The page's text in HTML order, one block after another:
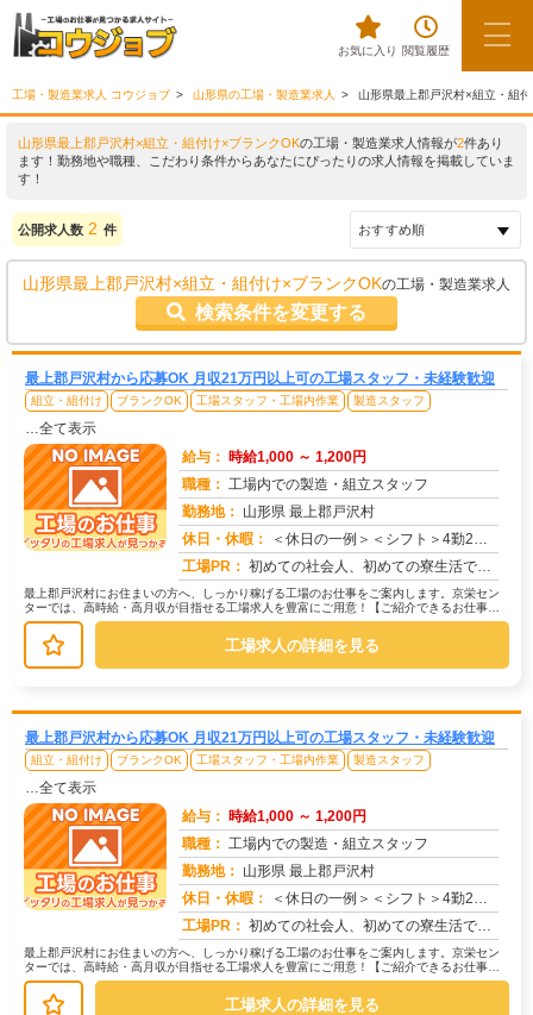
お気に入り 閲覧履歴
工場・製造業求人 コウジョブ 山形県の工場・製造業求人 山形県最上郡戸沢村×組立・組
山形県最上郡戸沢村×組立・組付け×ブランクOKの工場・製造業求人情報が2件あり
ます！勤務地や職種、こだわり条件からあなたにぴったりの求人情報を掲載していま
す！
公開求人数 2 件
山形県最上郡戸沢村×組立・組付け×ブランクOKの工場・製造業求人
検索条件を変更する
最上郡戸沢村から応募OK 月収21万円以上可の工場スタッフ・未経験歓迎
組立・組付け ブランクOK 工場スタッフ・工場内作業 製造スタッフ
…全て表示
給与： 時給1,000 ～ 1,200円
職種： 工場内での製造・組立スタッフ
勤務地： 山形県 最上郡戸沢村
休日・休暇：
＜休日の一例＞＜シフト＞4勤2休＜休日＞工場カレンダーによる★長期休暇あり★有給休暇あり※配属先により休日・勤務形...
工場PR： 初めての社会人、初めての寮生活でも安心！☆家具付き寮で初期費用0円！テレビ、エアコン、冷蔵庫など生活に必要な家電が...
最上郡戸沢村にお住まいの方へ、しっかり稼げる工場のお仕事をご案内します。京栄セン
ターでは、高時給・高月収が目指せる工場求人を豊富にご用意！【ご紹介できるお仕事の
一例】◇ 製造ラインでの組立・加工...
工場求人の詳細を見る
最上郡戸沢村から応募OK 月収21万円以上可の工場スタッフ・未経験歓迎
組立・組付け ブランクOK 工場スタッフ・工場内作業 製造スタッフ
…全て表示
給与： 時給1,000 ～ 1,200円
職種： 工場内での製造・組立スタッフ
勤務地： 山形県 最上郡戸沢村
休日・休暇：
＜休日の一例＞＜シフト＞4勤2休＜休日＞工場カレンダーによる★長期休暇あり★有給休暇あり※配属先により休日・勤務形...
工場PR： 初めての社会人、初めての寮生活でも安心！☆家具付き寮で初期費用0円！テレビ、エアコン、冷蔵庫など生活に必要な家電が...
最上郡戸沢村にお住まいの方へ、しっかり稼げる工場のお仕事をご案内します。京栄セン
ターでは、高時給・高月収が目指せる工場求人を豊富にご用意！【ご紹介できるお仕事の
一例】◇ 製造ラインでの組立・加工...
工場求人の詳細を見る